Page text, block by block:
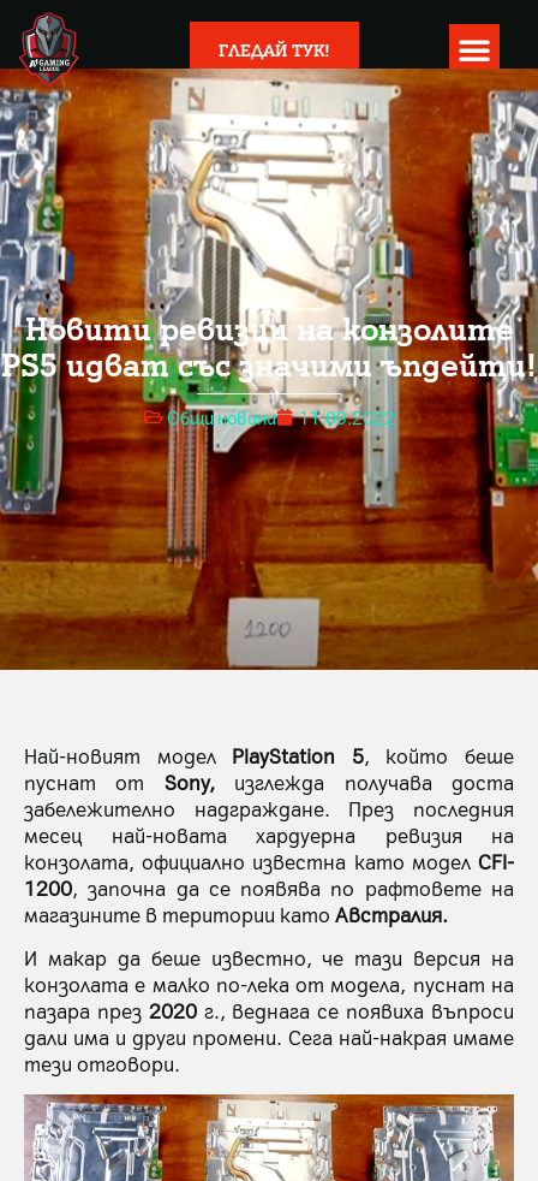
ГЛЕДАЙ ТУК!
Новити ревизии на конзолите
PS5 идват със значими ъпдейти!
Общи новини 11.09.2022
Най-новият модел PlayStation 5, който беше
пуснат от Sony,изглежда получава доста
забележително надграждане. През последния
месец най-новата хардуерна ревизия на
конзолата, официално известна като модел CFI-
1200, започна да се появява по рафтовете на
магазините в територии като Австралия.
И макар да беше известно, че тази версия на
конзолата е малко по-лека от модела, пуснат на
пазара през 2020г., веднага се появиха въпроси
дали има и други промени. Сега най-накрая имаме
тези отговори.